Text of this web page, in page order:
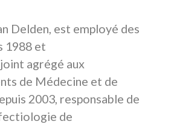
Delden, est employé des
1988 et
agrégé aux
de Médecine et de
2003, responsable de
de